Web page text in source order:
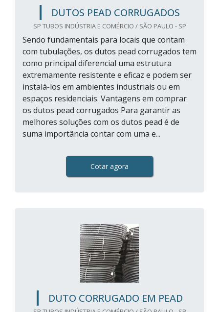
DUTOS PEAD CORRUGADOS
SP TUBOS INDÚSTRIA E COMÉRCIO / SÃO PAULO - SP
Sendo fundamentais para locais que contam
com tubulações, os dutos pead corrugados tem
como principal diferencial uma estrutura
extremamente resistente e eficaz e podem ser
instalá-los em ambientes industriais ou em
espaços residenciais. Vantagens em comprar
os dutos pead corrugados Para garantir as
melhores soluções com os dutos pead é de
suma importância contar com uma e...
Cotar agora
DUTO CORRUGADO EM PEAD